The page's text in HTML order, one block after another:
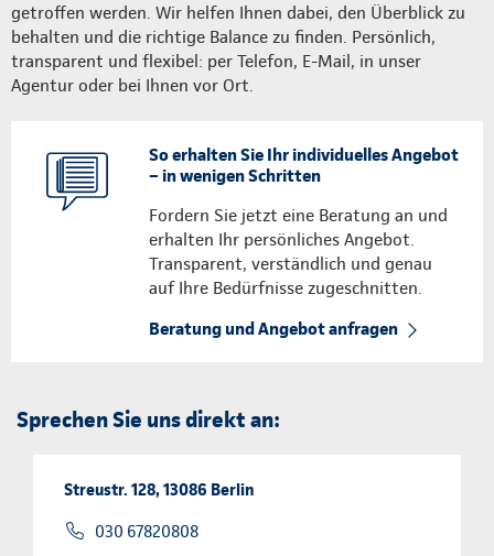
getroffen werden. Wir helfen Ihnen dabei, den Überblick zu
behalten und die richtige Balance zu finden. Persönlich,
transparent und flexibel: per Telefon, E-Mail, in unser
Agentur oder bei Ihnen vor Ort.
So erhalten Sie Ihr individuelles Angebot
– in wenigen Schritten
Fordern Sie jetzt eine Beratung an und
erhalten Ihr persönliches Angebot.
Transparent, verständlich und genau
auf Ihre Bedürfnisse zugeschnitten.
Beratung und Angebot anfragen
Sprechen Sie uns direkt an:
Streustr. 128, 13086 Berlin
030 67820808